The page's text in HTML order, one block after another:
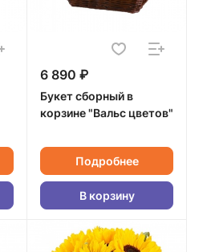
6 890 ₽
Букет сборный в
корзине "Вальс цветов"
Подробнее
В корзину